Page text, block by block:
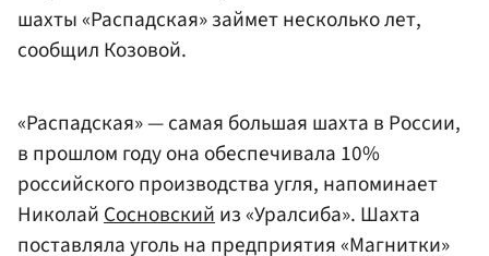
шахты «Распадская» займет несколько лет,
сообщил Козовой.
«Распадская» — самая большая шахта в России,
в прошлом году она обеспечивала 10%
российского производства угля, напоминает
НиколайСосновскийиз «Уралсиба». Шахта
поставляла уголь на предприятия «Магнитки»